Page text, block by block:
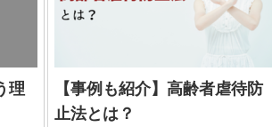
理
【事例も紹介】高齢者虐待防
止法とは？